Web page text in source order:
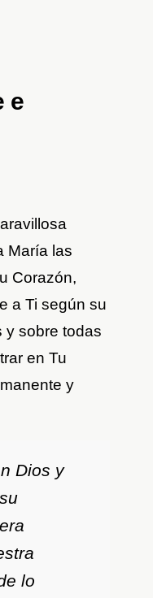
e
María las
Corazón,
a Ti según su
y sobre todas
en Tu
y
Dios y
lo